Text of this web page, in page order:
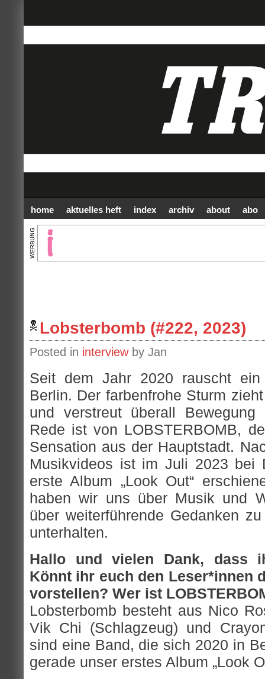
home aktuelles heft index archiv about abo
Lobsterbomb (#222, 2023)
Posted in interviewby Jan
Seit dem Jahr 2020 rauscht
Berlin. Der farbenfrohe Sturm
und verstreut überall
Rede ist von LOBSTERBOMB,
Sensation aus der Hauptstadt.
Musikvideos ist im Juli 2023 bei
erste Album „Look Out“
haben wir uns über Musik und
über weiterführende Gedanken
unterhalten.
Hallo und vielen Dank, dass
Könnt ihr euch den Leser*innen
vorstellen? Wer ist
Lobsterbomb besteht aus Nico
Vik Chi (Schlagzeug) und
sind eine Band, die sich 2020 in
gerade unser erstes Album „Look